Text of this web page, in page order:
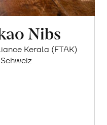
Nibs
Kerala (FTAK)